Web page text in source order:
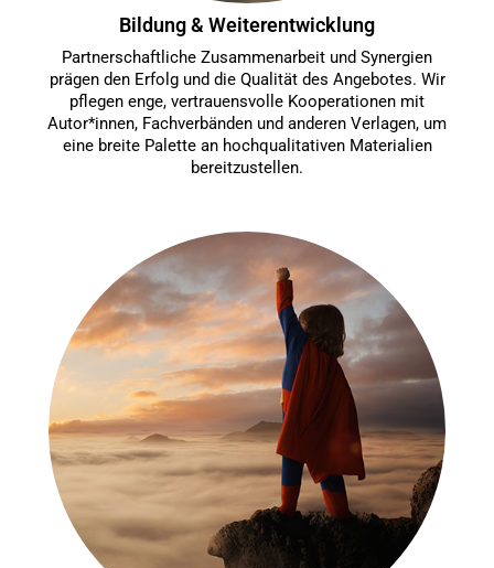
Bildung & Weiterentwicklung
Partnerschaftliche Zusammenarbeit und Synergien
prägen den Erfolg und die Qualität des Angebotes. Wir
pflegen enge, vertrauensvolle Kooperationen mit
Autor*innen, Fachverbänden und anderen Verlagen, um
eine breite Palette an hochqualitativen Materialien
bereitzustellen.